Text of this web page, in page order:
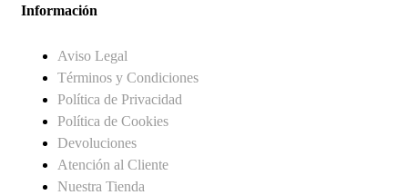
Información
Aviso Legal
Términos y Condiciones
Política de Privacidad
Política de Cookies
Devoluciones
Atención al Cliente
Nuestra Tienda